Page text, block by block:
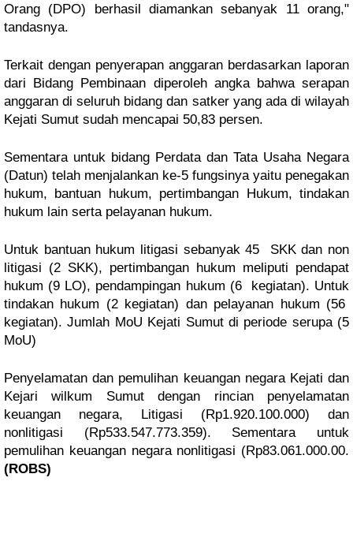
Orang (DPO) berhasil diamankan sebanyak 11 orang,"
tandasnya.
Terkait dengan penyerapan anggaran berdasarkan laporan
dari Bidang Pembinaan diperoleh angka bahwa serapan
anggaran di seluruh bidang dan satker yang ada di wilayah
Kejati Sumut sudah mencapai 50,83 persen.
Sementara untuk bidang Perdata dan Tata Usaha Negara
(Datun) telah menjalankan ke-5 fungsinya yaitu penegakan
hukum, bantuan hukum, pertimbangan Hukum, tindakan
hukum lain serta pelayanan hukum.
Untuk bantuan hukum litigasi sebanyak 45 SKK dan non
litigasi (2 SKK), pertimbangan hukum meliputi pendapat
hukum (9 LO), pendampingan hukum (6 kegiatan). Untuk
tindakan hukum (2 kegiatan) dan pelayanan hukum (56
kegiatan). Jumlah MoU Kejati Sumut di periode serupa (5
MoU)
Penyelamatan dan pemulihan keuangan negara Kejati dan
Kejari wilkum Sumut dengan rincian penyelamatan
keuangan negara, Litigasi (Rp1.920.100.000) dan
nonlitigasi (Rp533.547.773.359). Sementara untuk
pemulihan keuangan negara nonlitigasi (Rp83.061.000.00.
(ROBS)